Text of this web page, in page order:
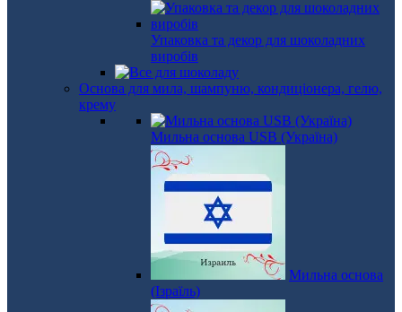
Упаковка та декор для шоколадних
виробів
Основа для мила, шампуню, кондиціонера, гелю,
крему
Мильна основа USB (Україна)
Мильна основа
(Ізраїль)